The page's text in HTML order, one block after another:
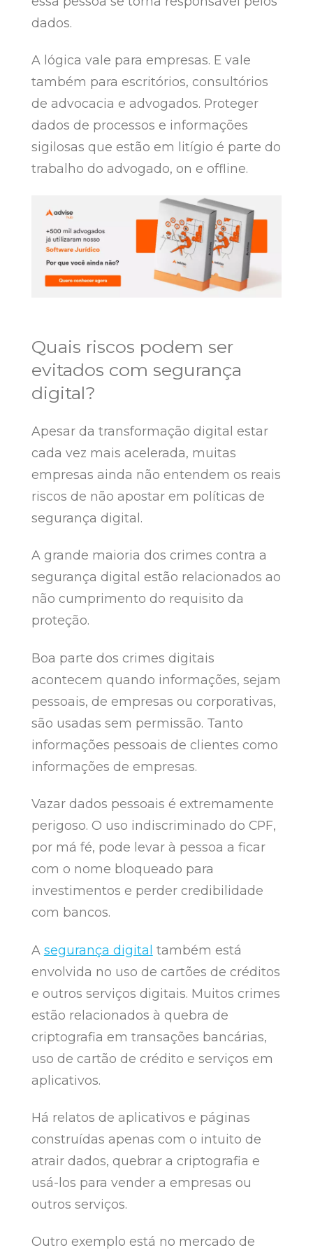
dados.
A lógica vale para empresas. E vale
também para escritórios, consultórios
de advocacia e advogados. Proteger
dados de processos e informações
sigilosas que estão em litígio é parte do
trabalho do advogado, on e offline.
Quais riscos podem ser
evitados com segurança
digital?
Apesar da transformação digital estar
cada vez mais acelerada, muitas
empresas ainda não entendem os reais
riscos de não apostar em políticas de
segurança digital.
A grande maioria dos crimes contra a
segurança digital estão relacionados ao
não cumprimento do requisito da
proteção.
Boa parte dos crimes digitais
acontecem quando informações, sejam
pessoais, de empresas ou corporativas,
são usadas sem permissão. Tanto
informações pessoais de clientes como
informações de empresas.
Vazar dados pessoais é extremamente
perigoso. O uso indiscriminado do CPF,
por má fé, pode levar à pessoa a ficar
com o nome bloqueado para
investimentos e perder credibilidade
com bancos.
A segurança digital também está
envolvida no uso de cartões de créditos
e outros serviços digitais. Muitos crimes
estão relacionados à quebra de
criptografia em transações bancárias,
uso de cartão de crédito e serviços em
aplicativos.
Há relatos de aplicativos e páginas
construídas apenas com o intuito de
atrair dados, quebrar a criptografia e
usá-los para vender a empresas ou
outros serviços.
Outro exemplo está no mercado de